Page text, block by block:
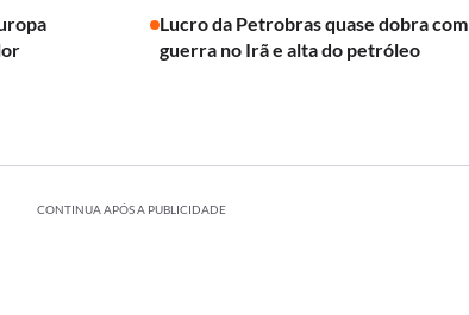
Lucro da Petrobras quase dobra com
guerra no Irã e alta do petróleo
CONTINUA APÓS A PUBLICIDADE